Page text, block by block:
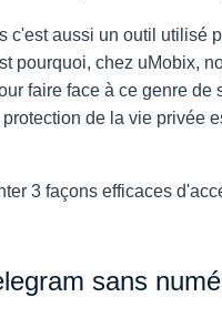
c'est aussi un outil utilisé
pourquoi, chez uMobix,
faire face à ce genre
de la vie privée
3 façons efficaces
sans